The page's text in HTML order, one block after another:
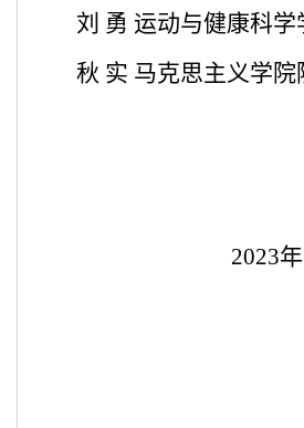
刘 勇 运动与健康科
秋 实 马克思主义学院
2023